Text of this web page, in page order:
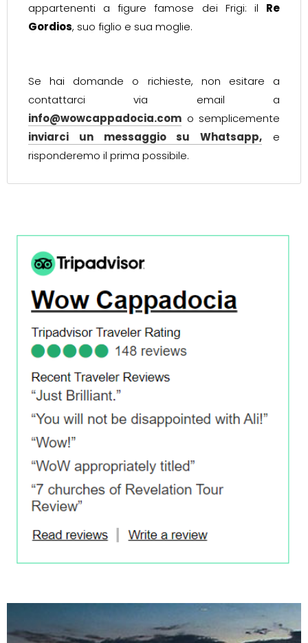
appartenenti a figure famose dei Frigi: il Re
Gordios, suo figlio e sua moglie.
Se hai domande o richieste, non esitare a
contattarci via email a
info@wowcappadocia.com o semplicemente
inviarci un messaggio su Whatsapp, e
risponderemo il prima possibile.